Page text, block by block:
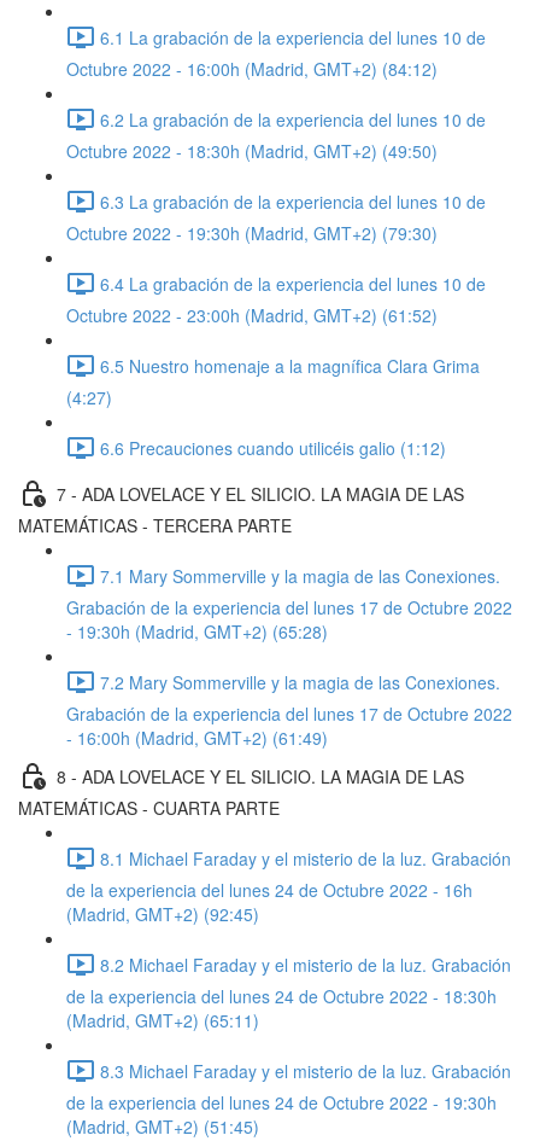
6.1 La grabación de la experiencia del lunes 10 de
Octubre 2022 - 16:00h (Madrid, GMT+2) (84:12)
6.2 La grabación de la experiencia del lunes 10 de
Octubre 2022 - 18:30h (Madrid, GMT+2) (49:50)
6.3 La grabación de la experiencia del lunes 10 de
Octubre 2022 - 19:30h (Madrid, GMT+2) (79:30)
6.4 La grabación de la experiencia del lunes 10 de
Octubre 2022 - 23:00h (Madrid, GMT+2) (61:52)
6.5 Nuestro homenaje a la magnífica Clara Grima
(4:27)
6.6 Precauciones cuando utilicéis galio (1:12)
7 - ADA LOVELACE Y EL SILICIO. LA MAGIA DE LAS
MATEMÁTICAS - TERCERA PARTE
7.1 Mary Sommerville y la magia de las Conexiones.
Grabación de la experiencia del lunes 17 de Octubre 2022
- 19:30h (Madrid, GMT+2) (65:28)
7.2 Mary Sommerville y la magia de las Conexiones.
Grabación de la experiencia del lunes 17 de Octubre 2022
- 16:00h (Madrid, GMT+2) (61:49)
8 - ADA LOVELACE Y EL SILICIO. LA MAGIA DE LAS
MATEMÁTICAS - CUARTA PARTE
8.1 Michael Faraday y el misterio de la luz. Grabación
de la experiencia del lunes 24 de Octubre 2022 - 16h
(Madrid, GMT+2) (92:45)
8.2 Michael Faraday y el misterio de la luz. Grabación
de la experiencia del lunes 24 de Octubre 2022 - 18:30h
(Madrid, GMT+2) (65:11)
8.3 Michael Faraday y el misterio de la luz. Grabación
de la experiencia del lunes 24 de Octubre 2022 - 19:30h
(Madrid, GMT+2) (51:45)